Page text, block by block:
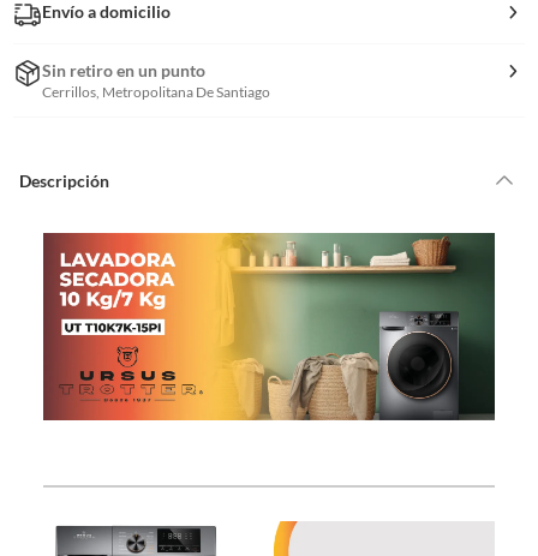
Envío a domicilio
Sin retiro en un punto
Cerrillos, Metropolitana De Santiago
Descripción